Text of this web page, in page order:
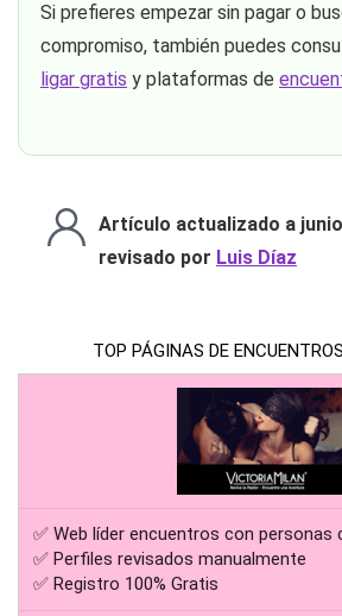
Si prefieres empezar sin pagar o
compromiso, también puedes
ligar gratis y plataformas de
Artículo actualizado a
revisado por Luis Díaz
TOP PÁGINAS DE
✅ Web líder encuentros con personas
✅ Perfiles revisados manualmente
✅ Registro 100% Gratis